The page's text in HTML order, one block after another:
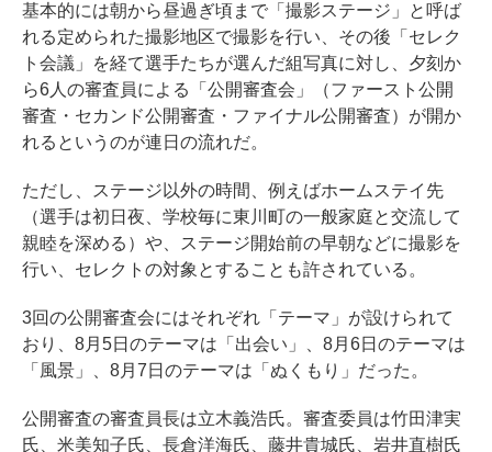
基本的には朝から昼過ぎ頃まで「撮影ステージ」と呼ば
れる定められた撮影地区で撮影を行い、その後「セレク
ト会議」を経て選手たちが選んだ組写真に対し、夕刻か
ら6人の審査員による「公開審査会」（ファースト公開
審査・セカンド公開審査・ファイナル公開審査）が開か
れるというのが連日の流れだ。
ただし、ステージ以外の時間、例えばホームステイ先
（選手は初日夜、学校毎に東川町の一般家庭と交流して
親睦を深める）や、ステージ開始前の早朝などに撮影を
行い、セレクトの対象とすることも許されている。
3回の公開審査会にはそれぞれ「テーマ」が設けられて
おり、8月5日のテーマは「出会い」、8月6日のテーマは
「風景」、8月7日のテーマは「ぬくもり」だった。
公開審査の審査員長は立木義浩氏。審査委員は竹田津実
氏、米美知子氏、長倉洋海氏、藤井貴城氏、岩井直樹氏